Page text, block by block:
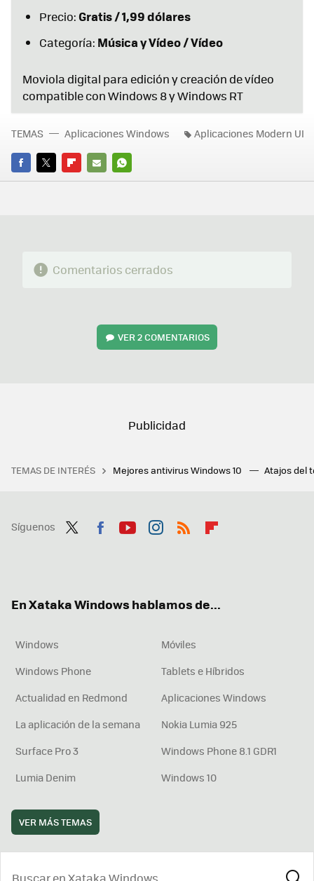
Precio:Gratis / 1,99 dólares
Categoría: Música y Vídeo / Vídeo
Moviola digital para edición y creación de vídeo
compatible con Windows 8 y Windows RT
FACEBOOK
TWITTERFLIPBOARD
E-
WHATSAPP
TEMAS Aplicaciones Windows Aplicaciones Modern UI
Comentarios cerrados
VER2 COMENTARIOS
TEMAS DE INTERÉS Mejores antivirus Windows 10 Atajos del
Síguenos
En Xataka Windows hablamos de...
Windows
Móviles
Windows Phone
Tablets e Híbridos
Actualidad en Redmond
Aplicaciones Windows
La aplicación de la semana
Nokia Lumia 925
Surface Pro 3
Windows Phone 8.1 GDR1
Lumia Denim
Windows 10
VER MÁS TEMAS